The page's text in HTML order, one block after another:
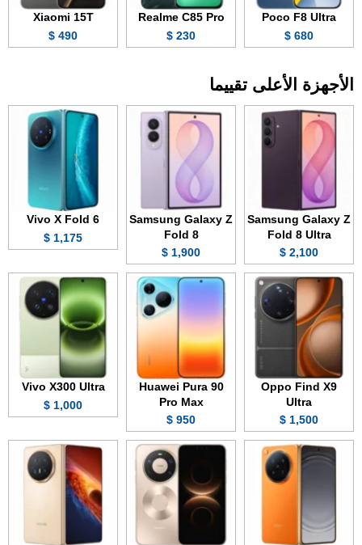
Poco F8 Ultra
680 $
Realme C85 Pro
230 $
Xiaomi 15T
490 $
الأجهزة الأعلى تقييما
Samsung Galaxy Z
Fold 8 Ultra
2,100 $
Samsung Galaxy Z
Fold 8
1,900 $
Vivo X Fold 6
1,175 $
Oppo Find X9
Ultra
1,500 $
Huawei Pura 90
Pro Max
950 $
Vivo X300 Ultra
1,000 $